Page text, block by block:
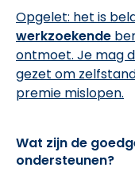
Opgelet: het is
werkzoekende
ontmoet. Je mag
gezet om
premie mislopen.
Wat zijn de
ondersteunen?